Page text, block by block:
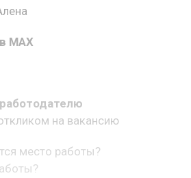
MAX
на вакансию
место работы?